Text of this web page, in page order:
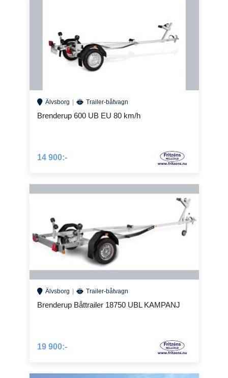
Älvsborg Trailer-båtvagn
Brenderup 600 UB EU 80 km/h
14 900:-
Älvsborg Trailer-båtvagn
Brenderup Båttrailer 18750 UBL KAMPANJ
19 900:-